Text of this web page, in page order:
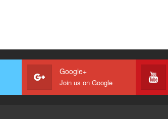
Google+
Join us on Google